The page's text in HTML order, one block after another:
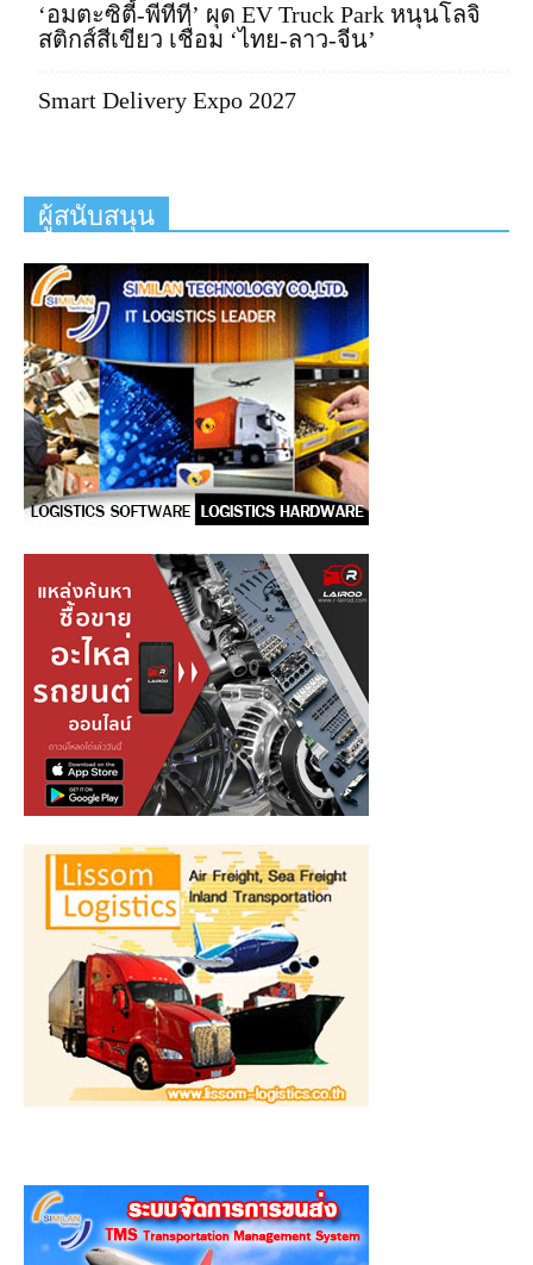
‘อมตะซิตี้-พีทีที’ ผุด EV Truck Park หนุนโลจิ
สติกส์สีเขียว เชื่อม ‘ไทย-ลาว-จีน’
Smart Delivery Expo 2027
ผู้สนับสนุน